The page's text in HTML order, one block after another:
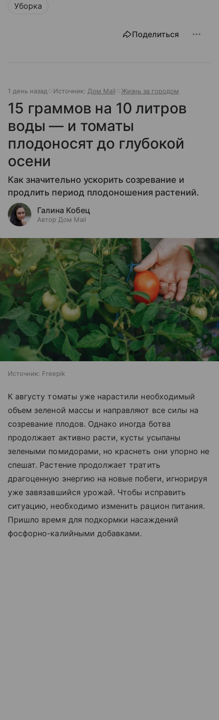
Уборка
Поделиться
1 день назад Источник: Дом Mail Жизнь за городом
15 граммов на 10 литров
воды — и томаты
плодоносят до глубокой
осени
Как значительно ускорить созревание и
продлить период плодоношения растений.
Галина Кобец
Автор Дом Mail
Источник: Freepik
К августу томаты уже нарастили необходимый
объем зеленой массы и направляют все силы на
созревание плодов. Однако иногда ботва
продолжает активно расти, кусты усыпаны
зелеными помидорами, но краснеть они упорно не
спешат. Растение продолжает тратить
драгоценную энергию на новые побеги, игнорируя
уже завязавшийся урожай. Чтобы исправить
ситуацию, необходимо изменить рацион питания.
Пришло время для подкормки насаждений
фосфорно-калийными добавками.